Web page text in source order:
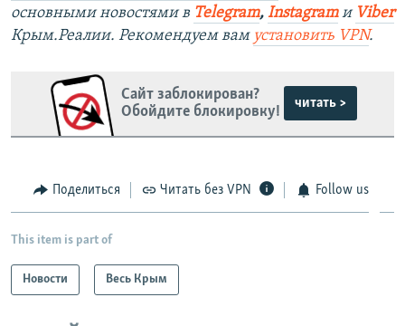
основными новостями в Telegram, Instagram и Viber
Крым.Реалии. Рекомендуем вам установить VPN.
Сайт заблокирован?
Обойдите блокировку!
читать >
Поделиться Читать без VPN Follow us
This item is part of
Новости Весь Крым